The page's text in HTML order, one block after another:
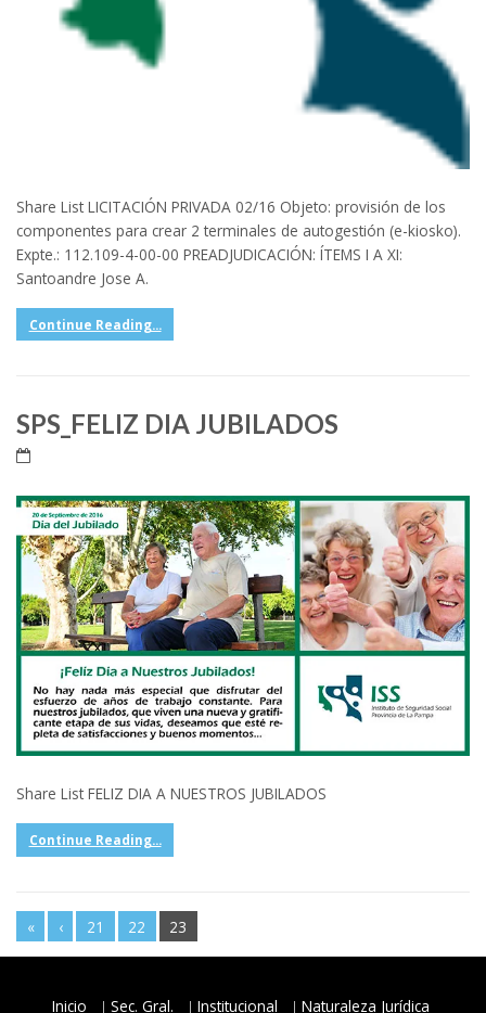
Share List LICITACIÓN PRIVADA 02/16 Objeto: provisión de los
componentes para crear 2 terminales de autogestión (e-kiosko).
Expte.: 112.109-4-00-00 PREADJUDICACIÓN: ÍTEMS I A XI:
Santoandre Jose A.
Continue Reading...
SPS_FELIZ DIA JUBILADOS
Share List FELIZ DIA A NUESTROS JUBILADOS
Continue Reading...
« ‹ 21 22 23
Inicio Sec. Gral. Institucional Naturaleza Jurídica